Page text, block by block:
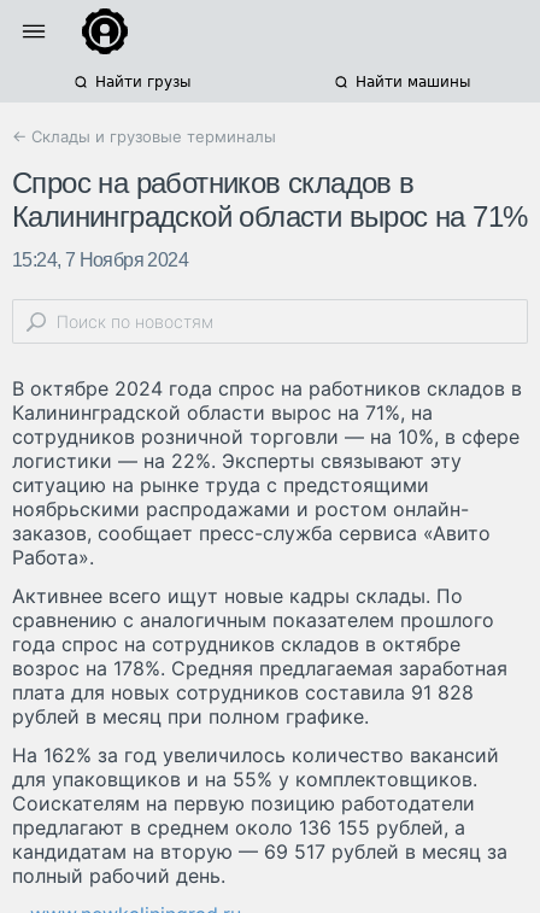
Найти грузы Найти машины
← Склады и грузовые терминалы
Спрос на работников складов в
Калининградской области вырос на 71%
15:24, 7 Ноября 2024
В октябре 2024 года спрос на работников складов в
Калининградской области вырос на 71%, на
сотрудников розничной торговли — на 10%, в сфере
логистики — на 22%. Эксперты связывают эту
ситуацию на рынке труда с предстоящими
ноябрьскими распродажами и ростом онлайн-
заказов, сообщает пресс-служба сервиса «Авито
Работа».
Активнее всего ищут новые кадры склады. По
сравнению с аналогичным показателем прошлого
года спрос на сотрудников складов в октябре
возрос на 178%. Средняя предлагаемая заработная
плата для новых сотрудников составила 91 828
рублей в месяц при полном графике.
На 162% за год увеличилось количество вакансий
для упаковщиков и на 55% у комплектовщиков.
Соискателям на первую позицию работодатели
предлагают в среднем около 136 155 рублей, а
кандидатам на вторую — 69 517 рублей в месяц за
полный рабочий день.